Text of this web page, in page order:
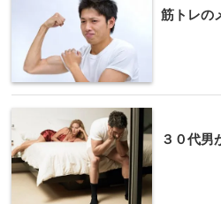
筋トレの
３０代男